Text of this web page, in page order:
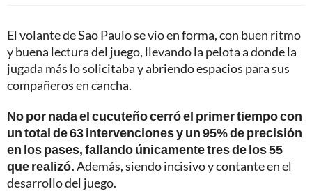
El volante de Sao Paulo se vio en forma, con buen ritmo
y buena lectura del juego, llevando la pelota a donde la
jugada más lo solicitaba y abriendo espacios para sus
compañeros en cancha.
No por nada el cucuteño cerró el primer tiempo con
un total de 63 intervenciones y un 95% de precisión
en los pases, fallando únicamente tres de los 55
que realizó.Además, siendo incisivo y contante en el
desarrollo del juego.